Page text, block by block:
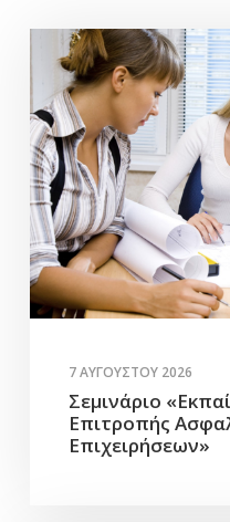
7 ΑΥΓΟΎΣΤΟΥ 2026
Σεμινάριο
Επιτροπής
Επιχειρήσεων»